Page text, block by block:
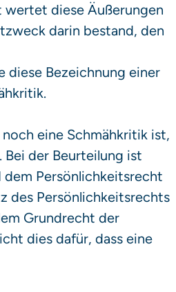
wertet diese Äußerungen
darin bestand, den
diese Bezeichnung einer
eine Schmähkritik ist,
Bei der Beurteilung ist
Persönlichkeitsrecht
des Persönlichkeitsrechts
Grundrecht der
dies dafür, dass eine